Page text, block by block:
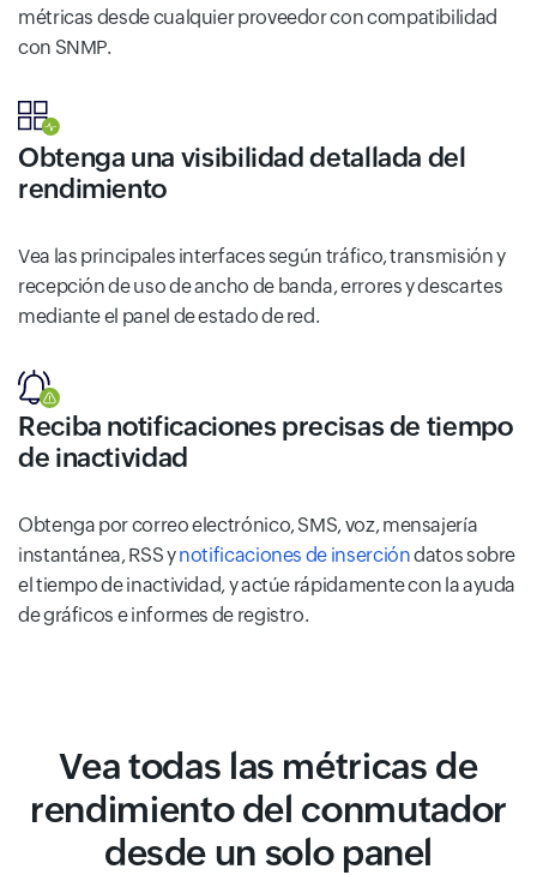
métricas desde cualquier proveedor con compatibilidad
con SNMP.
Obtenga una visibilidad detallada del
rendimiento
Vea las principales interfaces según tráfico, transmisión y
recepción de uso de ancho de banda, errores y descartes
mediante el panel de estado de red.
Reciba notificaciones precisas de tiempo
de inactividad
Obtenga por correo electrónico, SMS, voz, mensajería
instantánea, RSS ynotificaciones de insercióndatos sobre
el tiempo de inactividad, y actúe rápidamente con la ayuda
de gráficos e informes de registro.
Vea todas las métricas de
rendimiento del conmutador
desde un solo panel